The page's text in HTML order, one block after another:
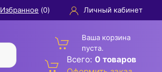
Избранное (0) Личный кабинет
Ваша корзина
пуста.
Всего: 0 товаров